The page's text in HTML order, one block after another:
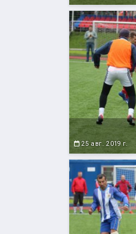
25 авг. 2019 г.